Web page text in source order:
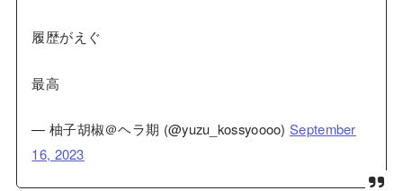
履歴がえぐ
最高
— 柚子胡椒＠ヘラ期 (@yuzu_kossyoooo)September
16, 2023